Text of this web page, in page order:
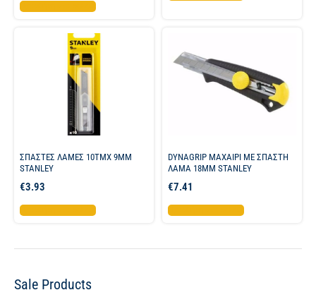
Προσθήκη στο καλάθι
ΣΠΑΣΤΕΣ ΛΑΜΕΣ 10ΤΜΧ 9ΜΜ
STANLEY
€3.93
Προσθήκη στο καλάθι
DYNAGRIP ΜΑΧΑΙΡΙ ME ΣΠΑΣΤΗ
ΛΑΜΑ 18MM STANLEY
€7.41
Προσθήκη στο καλάθι
Sale Products